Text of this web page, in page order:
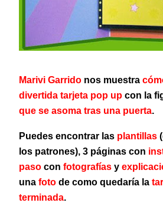
Marivi Garrido nos muestra
divertida tarjeta pop up con la
que se asoma tras una puerta.
Puedes encontrar las plantillas
los patrones), 3 páginas con
paso con fotografías y
una foto de como quedaría la
terminada.